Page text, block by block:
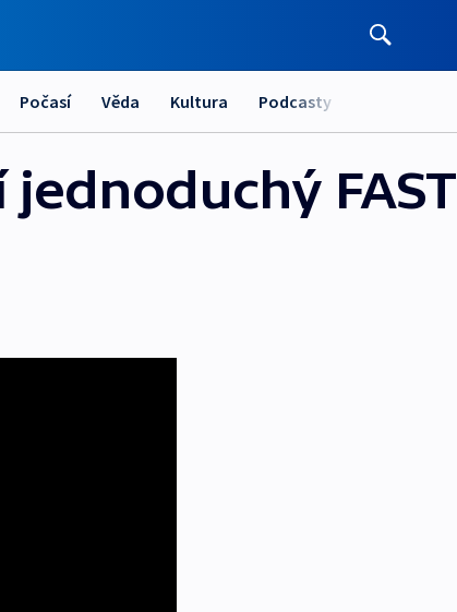
Počasí Věda Kultura Podcasty
FAST